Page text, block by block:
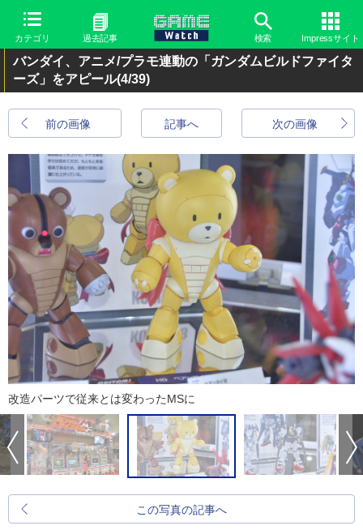
カテゴリ 過去記事 検索 Impressサイト
バンダイ、アニメ/プラモ連動の「ガンダムビルドファイタ
ーズ」をアピール(4/39)
前の画像 次の画像
記事へ
改造パーツで従来とは変わったMSに
この写真の記事へ